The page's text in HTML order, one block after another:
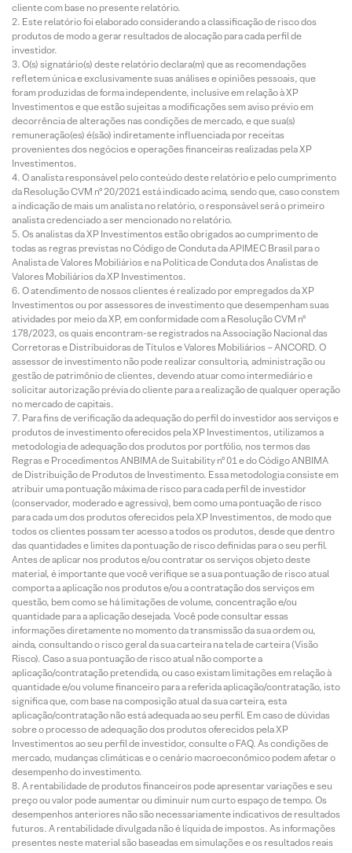
cliente com base no presente relatório.
Este relatório foi elaborado considerando a classificação de risco dos
produtos de modo a gerar resultados de alocação para cada perfil de
investidor.
O(s) signatário(s) deste relatório declara(m) que as recomendações
refletem única e exclusivamente suas análises e opiniões pessoais, que
foram produzidas de forma independente, inclusive em relação à XP
Investimentos e que estão sujeitas a modificações sem aviso prévio em
decorrência de alterações nas condições de mercado, e que sua(s)
remuneração(es) é(são) indiretamente influenciada por receitas
provenientes dos negócios e operações financeiras realizadas pela XP
Investimentos.
O analista responsável pelo conteúdo deste relatório e pelo cumprimento
da Resolução CVM nº 20/2021 está indicado acima, sendo que, caso constem
a indicação de mais um analista no relatório, o responsável será o primeiro
analista credenciado a ser mencionado no relatório.
Os analistas da XP Investimentos estão obrigados ao cumprimento de
todas as regras previstas no Código de Conduta da APIMEC Brasil para o
Analista de Valores Mobiliários e na Política de Conduta dos Analistas de
Valores Mobiliários da XP Investimentos.
O atendimento de nossos clientes é realizado por empregados da XP
Investimentos ou por assessores de investimento que desempenham suas
atividades por meio da XP, em conformidade com a Resolução CVM nº
178/2023, os quais encontram-se registrados na Associação Nacional das
Corretoras e Distribuidoras de Títulos e Valores Mobiliários – ANCORD. O
assessor de investimento não pode realizar consultoria, administração ou
gestão de patrimônio de clientes, devendo atuar como intermediário e
solicitar autorização prévia do cliente para a realização de qualquer operação
no mercado de capitais.
Para fins de verificação da adequação do perfil do investidor aos serviços e
produtos de investimento oferecidos pela XP Investimentos, utilizamos a
metodologia de adequação dos produtos por portfólio, nos termos das
Regras e Procedimentos ANBIMA de Suitability nº 01 e do Código ANBIMA
de Distribuição de Produtos de Investimento. Essa metodologia consiste em
atribuir uma pontuação máxima de risco para cada perfil de investidor
(conservador, moderado e agressivo), bem como uma pontuação de risco
para cada um dos produtos oferecidos pela XP Investimentos, de modo que
todos os clientes possam ter acesso a todos os produtos, desde que dentro
das quantidades e limites da pontuação de risco definidas para o seu perfil.
Antes de aplicar nos produtos e/ou contratar os serviços objeto deste
material, é importante que você verifique se a sua pontuação de risco atual
comporta a aplicação nos produtos e/ou a contratação dos serviços em
questão, bem como se há limitações de volume, concentração e/ou
quantidade para a aplicação desejada. Você pode consultar essas
informações diretamente no momento da transmissão da sua ordem ou,
ainda, consultando o risco geral da sua carteira na tela de carteira (Visão
Risco). Caso a sua pontuação de risco atual não comporte a
aplicação/contratação pretendida, ou caso existam limitações em relação à
quantidade e/ou volume financeiro para a referida aplicação/contratação, isto
significa que, com base na composição atual da sua carteira, esta
aplicação/contratação não está adequada ao seu perfil. Em caso de dúvidas
sobre o processo de adequação dos produtos oferecidos pela XP
Investimentos ao seu perfil de investidor, consulte o FAQ. As condições de
mercado, mudanças climáticas e o cenário macroeconômico podem afetar o
desempenho do investimento.
A rentabilidade de produtos financeiros pode apresentar variações e seu
preço ou valor pode aumentar ou diminuir num curto espaço de tempo. Os
desempenhos anteriores não são necessariamente indicativos de resultados
futuros. A rentabilidade divulgada não é líquida de impostos. As informações
presentes neste material são baseadas em simulações e os resultados reais